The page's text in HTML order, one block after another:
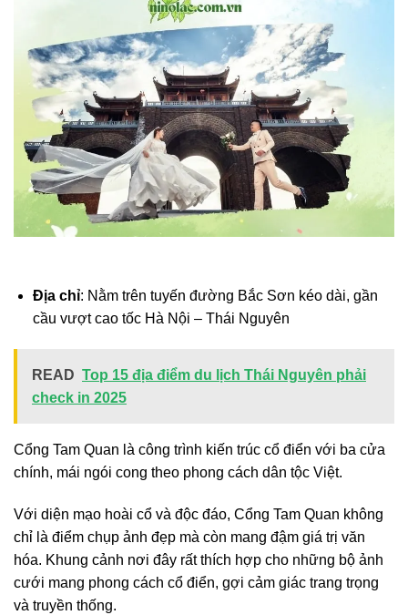
Địa chỉ: Nằm trên tuyến đường Bắc Sơn kéo dài, gần
cầu vượt cao tốc Hà Nội – Thái Nguyên
READ Top 15 địa điểm du lịch Thái Nguyên phải
check in 2025
Cổng Tam Quan là công trình kiến trúc cổ điển với ba cửa
chính, mái ngói cong theo phong cách dân tộc Việt.
Với diện mạo hoài cổ và độc đáo, Cổng Tam Quan không
chỉ là điểm chụp ảnh đẹp mà còn mang đậm giá trị văn
hóa. Khung cảnh nơi đây rất thích hợp cho những bộ ảnh
cưới mang phong cách cổ điển, gợi cảm giác trang trọng
và truyền thống.